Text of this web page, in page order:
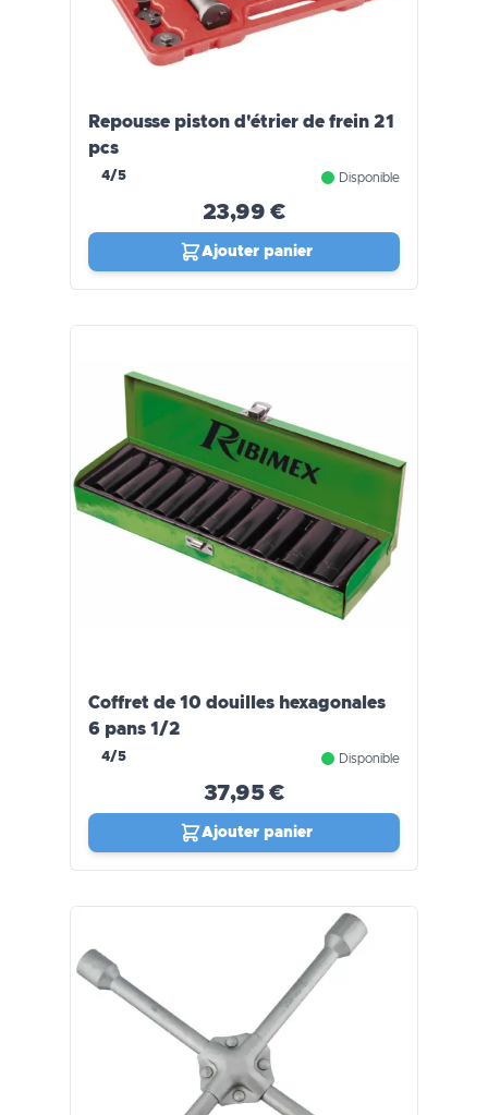
Repousse piston d'étrier de frein 21
pcs
4/5 Disponible
23,99 €
Ajouter panier
Coffret de 10 douilles hexagonales
6 pans 1/2
4/5 Disponible
37,95 €
Ajouter panier